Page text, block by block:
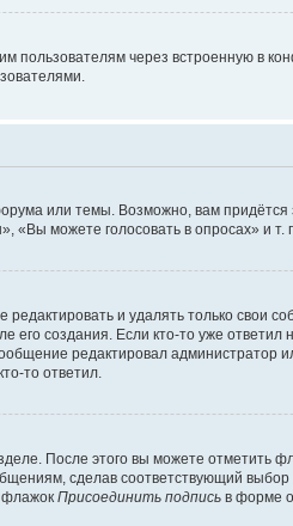
пользователям через встроенную в
или темы. Возможно, вам
можете голосовать в опросах» и т.
и удалять только свои
его создания. Если кто-то уже
редактировал
то ответил.
После этого вы можете отметить
сделав соответствующий
флажок Присоединить подпись в форме